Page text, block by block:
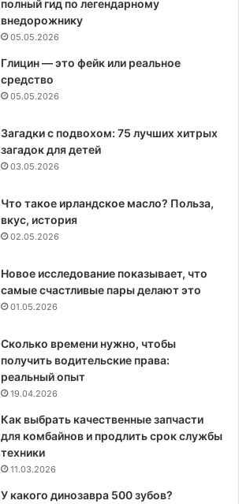
полный гид по легендарному
внедорожнику
05.05.2026
Глицин — это фейк или реальное
средство
05.05.2026
Загадки с подвохом: 75 лучших хитрых
загадок для детей
03.05.2026
Что такое ирландское масло? Польза,
вкус, история
02.05.2026
Новое исследование показывает, что
самые счастливые пары делают это
01.05.2026
Сколько времени нужно, чтобы
получить водительские права:
реальный опыт
19.04.2026
Как выбрать качественные запчасти
для комбайнов и продлить срок службы
техники
11.03.2026
У какого динозавра 500 зубов?